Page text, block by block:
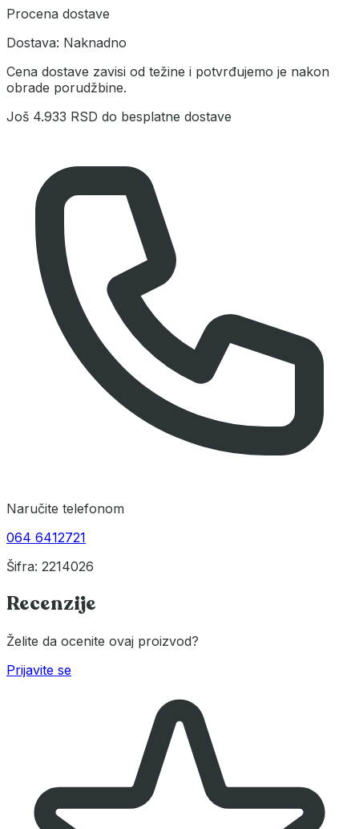
Procena dostave
Dostava: Naknadno
Cena dostave zavisi od težine i potvrđujemo je nakon
obrade porudžbine.
Još 4.933 RSD do besplatne dostave
Naručite telefonom
064 6412721
Šifra: 2214026
Recenzije
Želite da ocenite ovaj proizvod?
Prijavite se